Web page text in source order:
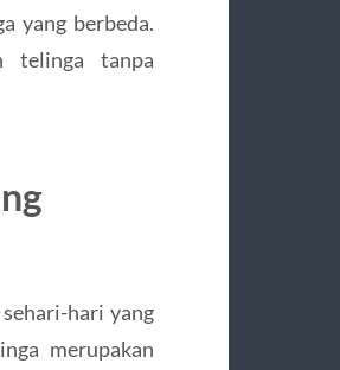
yang berbeda.
telinga tanpa
hari yang
merupakan